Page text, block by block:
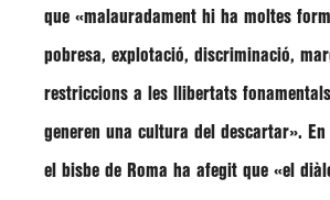
que «malauradament hi ha moltes
pobresa, explotació, discriminació,
restriccions a les llibertats
generen una cultura del descartar».
el bisbe de Roma ha afegit que «el